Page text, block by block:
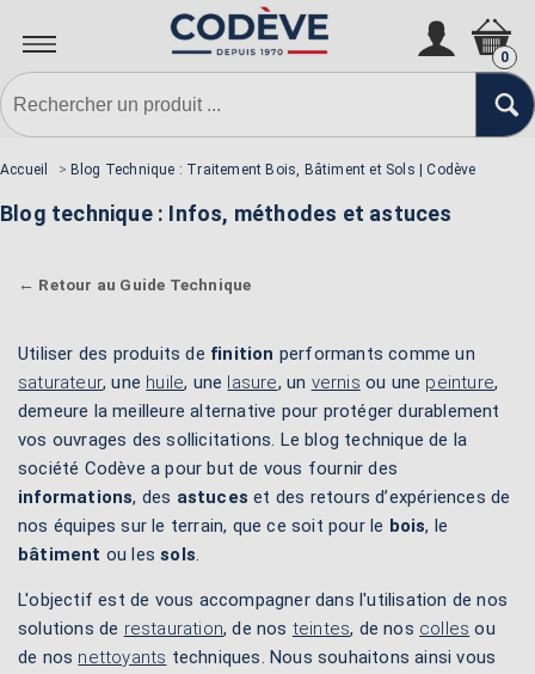
0
Accueil > Blog Technique : Traitement Bois, Bâtiment et Sols | Codève
Blog technique : Infos, méthodes et astuces
← Retour au Guide Technique
Utiliser des produits de finition performants comme un
saturateur, une huile, une lasure, un vernis ou une peinture,
demeure la meilleure alternative pour protéger durablement
vos ouvrages des sollicitations. Le blog technique de la
société Codève a pour but de vous fournir des
informations, des astuces et des retours d’expériences de
nos équipes sur le terrain, que ce soit pour le bois, le
bâtiment ou lessols.
L'objectif est de vous accompagner dans l'utilisation de nos
solutions de restauration, de nos teintes, de nos colles ou
de nos nettoyants techniques. Nous souhaitons ainsi vous